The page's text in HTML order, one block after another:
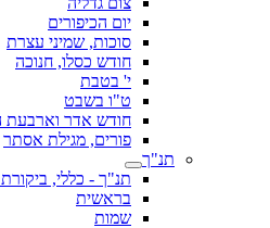
יום הכיפורים
סוכות, שמיני עצרת
חודש כסלו, חנוכה
י' בטבת
ט"ו בשבט
חודש אדר וארבעת
פורים, מגילת אסתר
תנ"ך
תנ"ך - כללי,
בראשית
שמות